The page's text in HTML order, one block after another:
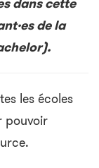
de la
les écoles
pouvoir